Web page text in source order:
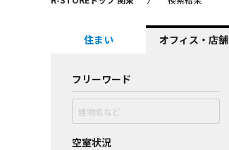
住まい オフィス・店舗
フリーワード
空室状況